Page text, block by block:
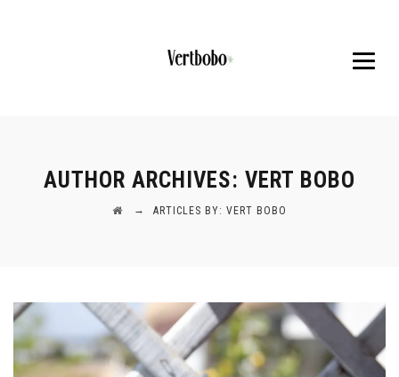
AUTHOR ARCHIVES: VERT BOBO
→ ARTICLES BY: VERT BOBO